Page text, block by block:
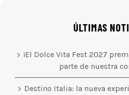
ÚLTIMAS
¡El Dolce Vita Fest 2027
parte de nuestra
Destino Italia: la nueva